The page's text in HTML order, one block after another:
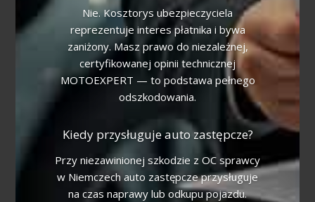
Nie. Kosztorys ubezpieczyciela
reprezentuje interes płatnika i bywa
zaniżony. Masz prawo do niezależnej,
certyfikowanej opinii technicznej
MOTOEXPERT — to podstawa pełnego
odszkodowania.
Kiedy przysługuje auto zastępcze?
Przy niezawinionej szkodzie z OC sprawcy
w Niemczech auto zastępcze przysługuje
na czas naprawy lub odkupu pojazdu.